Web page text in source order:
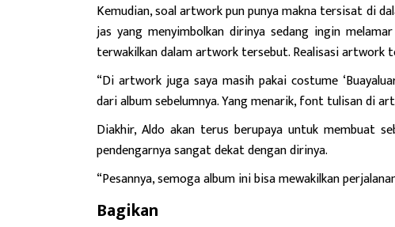
Kemudian, soal artwork pun punya makna tersisat di
jas yang menyimbolkan dirinya sedang ingin
terwakilkan dalam artwork tersebut. Realisasi artwork
“Di artwork juga saya masih pakai costume
dari album sebelumnya. Yang menarik, font tulisan di
Diakhir, Aldo akan terus berupaya untuk membuat
pendengarnya sangat dekat dengan dirinya.
“Pesannya, semoga album ini bisa mewakilkan
Bagikan